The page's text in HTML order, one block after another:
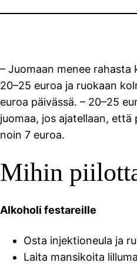
– Juomaan menee rahasta
20–25 euroa ja ruokaan
euroa päivässä. – 20–25
juomaa, jos ajatellaan, että
noin 7 euroa.
Mihin
Alkoholi festareille
Osta injektioneula ja
Laita mansikoita